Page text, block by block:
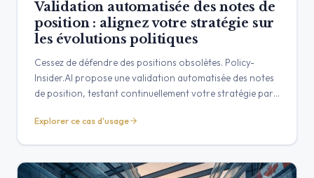
Validation automatisée des notes de
position : alignez votre stratégie sur
les évolutions politiques
Cessez de défendre des positions obsolètes. Policy-
Insider.AI propose une validation automatisée des notes
de position, testant continuellement votre stratégie par
des médias. Transformez votre document statique en un
Explorer ce cas d'usage